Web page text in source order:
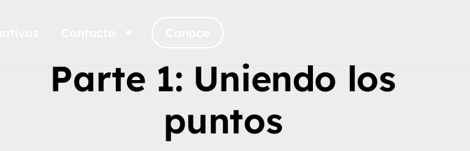
Parte 1: Uniendo los
puntos